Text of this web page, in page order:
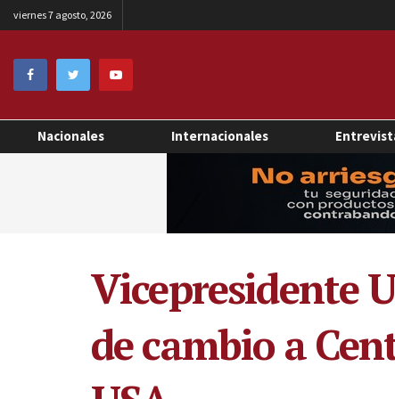
viernes 7 agosto, 2026
Nacionales Internacionales
Vicepresidente
de cambio a